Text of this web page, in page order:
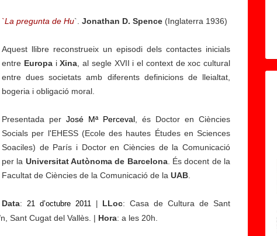
`La pregunta de Hu`. Jonathan D. Spence (Inglaterra 1936)
Aquest llibre reconstrueix un episodi dels contactes inicials
entre EuropaiXina , al segle XVII i el context de xoc cultural
entre dues societats amb diferents definicions de lleialtat,
bogeria i obligació moral.
Presentada per José Mª Perceval , és Doctor en Ciències
Socials per l'EHESS (Ecole des hautes Études en Sciences
Soaciles) de París i Doctor en Ciències de la Comunicació
per la Universitat Autònoma de Barcelona. És docent de la
Facultat de Ciències de la Comunicació de la UAB
Data: 21 d’octubre 2011 LLoc: Casa de Cultura de Sant
Sant Cugat del Vallès. | Hora: a les 20h.
li
|
J
o
r
a
d
a
fo
r
at
iv